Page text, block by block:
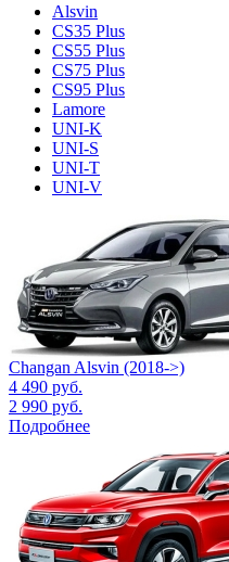
Alsvin
CS35 Plus
CS55 Plus
CS75 Plus
CS95 Plus
Lamore
UNI-K
UNI-S
UNI-T
UNI-V
Changan Alsvin (2018->)
4 490 руб.
2 990 руб.
Подробнее